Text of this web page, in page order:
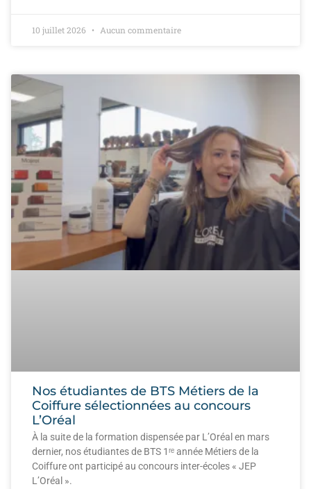
10 juillet 2026 Aucun commentaire
Nos étudiantes de BTS Métiers de la
Coiffure sélectionnées au concours
L’Oréal
À la suite de la formation dispensée par L’Oréal en mars
dernier, nos étudiantes de BTS 1ʳᵉ année Métiers de la
Coiffure ont participé au concours inter-écoles « JEP
L’Oréal ».